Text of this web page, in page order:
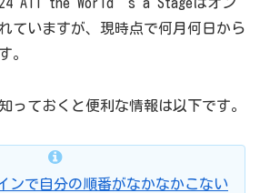
All the World’s a Stageはオン
ていますが、現時点で何月何日から
。
っておくと便利な情報は以下です。
ンで自分の順番がなかなかこない